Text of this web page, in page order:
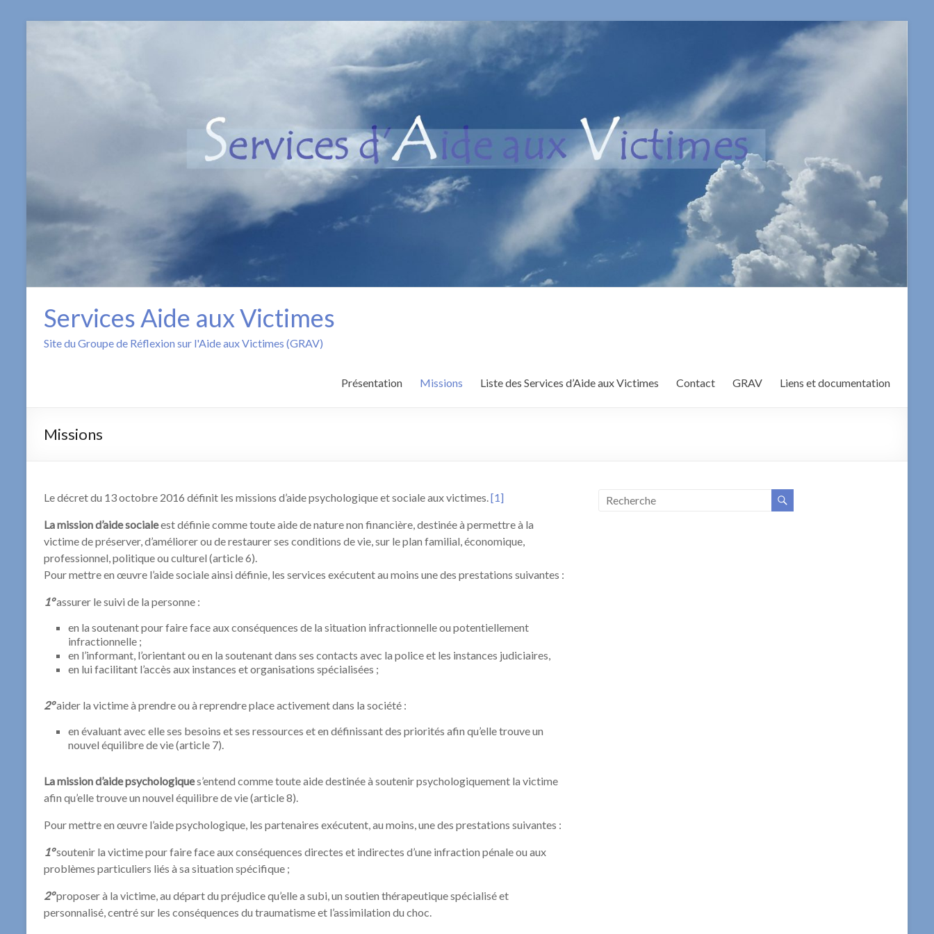
Services Aide aux Victimes
Site du Groupe de Réflexion sur l'Aide aux Victimes (GRAV)
Présentation Missions Liste des Services d’Aide aux Victimes Contact GRAV Liens et documentation
Missions
Le décret du 13 octobre 2016 définit les missions d’aide psychologique et sociale aux victimes.[1]
La mission d’aide socialeest définie comme toute aide de nature non financière, destinée à permettre à la
victime de préserver, d’améliorer ou de restaurer ses conditions de vie, sur le plan familial, économique,
professionnel, politique ou culturel (article 6).
Pour mettre en œuvre l’aide sociale ainsi définie, les services exécutent au moins une des prestations suivantes :
1°assurer le suivi de la personne :
en la soutenant pour faire face aux conséquences de la situation infractionnelle ou potentiellement
infractionnelle ;
en l’informant, l’orientant ou en la soutenant dans ses contacts avec la police et les instances judiciaires,
en lui facilitant l’accès aux instances et organisations spécialisées ;
2°aider la victime à prendre ou à reprendre place activement dans la société :
en évaluant avec elle ses besoins et ses ressources et en définissant des priorités afin qu’elle trouve un
nouvel équilibre de vie (article 7).
La mission d’aide psychologiques’entend comme toute aide destinée à soutenir psychologiquement la victime
afin qu’elle trouve un nouvel équilibre de vie (article 8).
Pour mettre en œuvre l’aide psychologique, les partenaires exécutent, au moins, une des prestations suivantes :
1°soutenir la victime pour faire face aux conséquences directes et indirectes d’une infraction pénale ou aux
problèmes particuliers liés à sa situation spécifique ;
2°proposer à la victime, au départ du préjudice qu’elle a subi, un soutien thérapeutique spécialisé et
personnalisé, centré sur les conséquences du traumatisme et l’assimilation du choc.